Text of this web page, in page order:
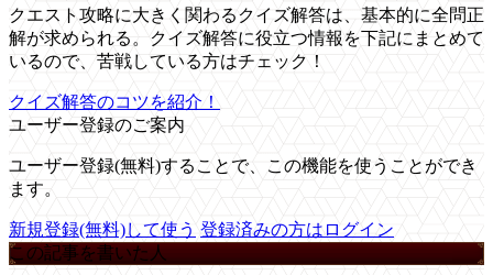
クエスト攻略に大きく関わるクイズ解答は、基本的に全問正
解が求められる。クイズ解答に役立つ情報を下記にまとめて
いるので、苦戦している方はチェック！
クイズ解答のコツを紹介！
ユーザー登録のご案内
ユーザー登録(無料)することで、この機能を使うことができ
ます。
新規登録(無料)して使う 登録済みの方はログイン
この記事を書いた人